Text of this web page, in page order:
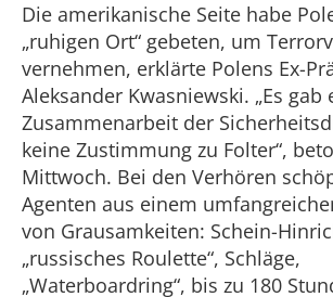
Die amerikanische Seite habe
„ruhigen Ort“ gebeten, um
vernehmen, erklärte Polens Ex-
Aleksander Kwasniewski. „Es gab
Zusammenarbeit der
keine Zustimmung zu Folter“,
Mittwoch. Bei den Verhören
Agenten aus einem
von Grausamkeiten: Schein-
„russisches Roulette“, Schläge,
„Waterboardring“, bis zu 180